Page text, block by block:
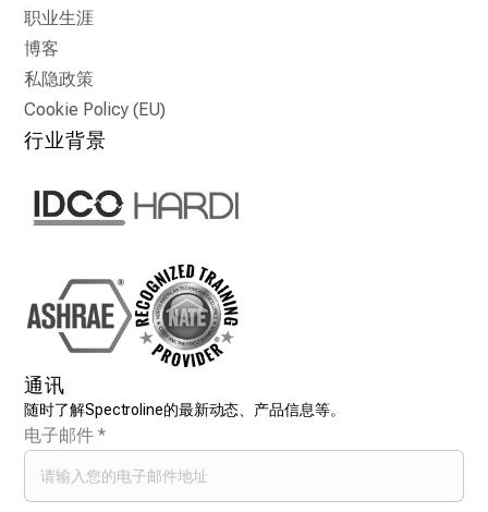
职业生涯
博客
私隐政策
Cookie Policy (EU)
行业背景
通讯
随时了解Spectroline的最新动态、产品信息等。
电子邮件*